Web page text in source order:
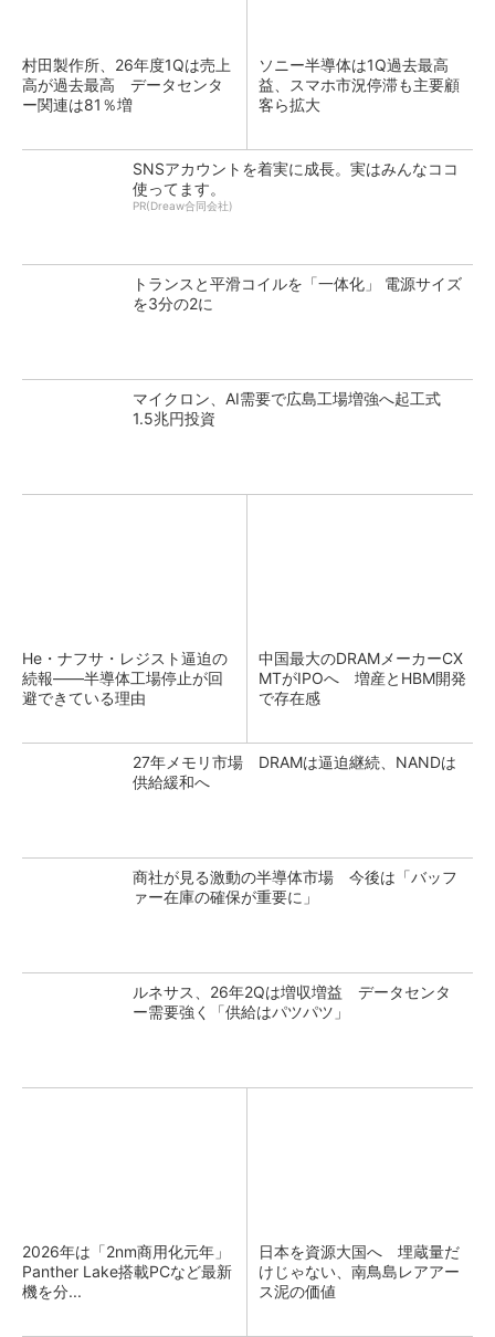
村田製作所、26年度1Qは売上
高が過去最高 データセンタ
ー関連は81％増
ソニー半導体は1Q過去最高
益、スマホ市況停滞も主要顧
客ら拡大
SNSアカウントを着実に成長。実はみんなココ
使ってます。
PR(Dreaw合同会社)
トランスと平滑コイルを「一体化」 電源サイズ
を3分の2に
マイクロン、AI需要で広島工場増強へ起工式
1.5兆円投資
He・ナフサ・レジスト逼迫の
続報――半導体工場停止が回
避できている理由
中国最大のDRAMメーカーCX
MTがIPOへ 増産とHBM開発
で存在感
27年メモリ市場 DRAMは逼迫継続、NANDは
供給緩和へ
商社が見る激動の半導体市場 今後は「バッフ
ァー在庫の確保が重要に」
ルネサス、26年2Qは増収増益 データセンタ
ー需要強く「供給はパツパツ」
2026年は「2nm商用化元年」
Panther Lake搭載PCなど最新
機を分...
日本を資源大国へ 埋蔵量だ
けじゃない、南鳥島レアアー
ス泥の価値